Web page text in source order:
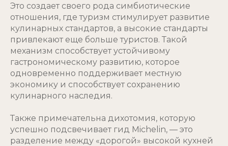
Это создает своего рода симбиотические
отношения, где туризм стимулирует развитие
кулинарных стандартов, а высокие стандарты
привлекают еще больше туристов. Такой
механизм способствует устойчивому
гастрономическому развитию, которое
одновременно поддерживает местную
экономику и способствует сохранению
кулинарного наследия.
Также примечательна дихотомия, которую
успешно подсвечивает гид Michelin, — это
разделение между «дорогой» высокой кухней